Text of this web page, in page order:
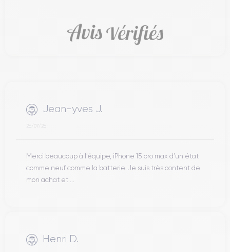
Jean-yves J.
26/07/26
Merci beaucoup à l’équipe, iPhone 15 pro max d’un état
comme neuf comme la batterie. Je suis très content de
mon achat et ...
Henri D.